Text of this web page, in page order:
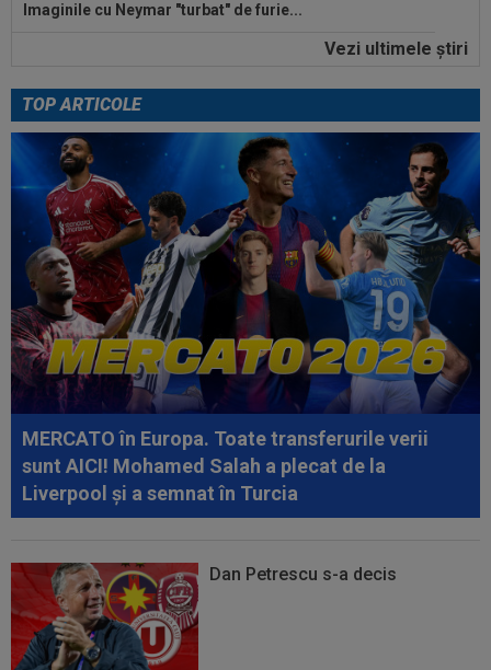
Imaginile cu Neymar "turbat" de furie...
De nicăieri! Barcelona s-a întâlnit cu Rodri
12:28 FOTO
Georgina, făcută "grasă" chiar înainte
de nunta cu Ronaldo! Antonela nu a stat...
12:24
Un club din SuperLigă, aproape să dea lovitura!
Tratative avansate cu un...
12:18 EXCLUSIV
Ioan Varga ”a explodat”: ”M-am
săturat”
Vezi ultimele ştiri
TOP ARTICOLE
MERCATO în Europa. Toate transferurile verii
sunt AICI! Mohamed Salah a plecat de la
Liverpool și a semnat în Turcia
Dan Petrescu s-a decis